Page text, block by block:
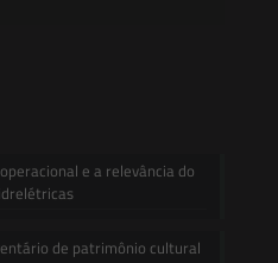
e a relevância do
de patrimônio cultural